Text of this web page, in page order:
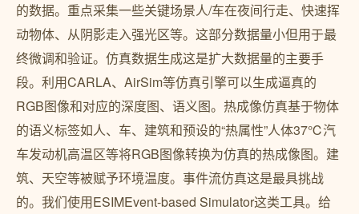
的数据。重点采集一些关键场景人/车在夜间行走、快速挥
动物体、从阴影走入强光区等。这部分数据量小但用于最
终微调和验证。仿真数据生成这是扩大数据量的主要手
段。利用CARLA、AirSim等仿真引擎可以生成逼真的
RGB图像和对应的深度图、语义图。热成像仿真基于物体
的语义标签如人、车、建筑和预设的“热属性”人体37℃汽
车发动机高温区等将RGB图像转换为仿真的热成像图。建
筑、天空等被赋予环境温度。事件流仿真这是最具挑战
的。我们使用ESIMEvent-based Simulator这类工具。给